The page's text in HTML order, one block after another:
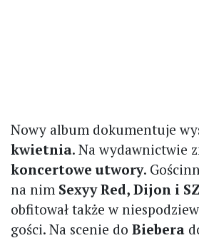
Nowy album dokumentuje
kwietnia. Na wydawnictwie
koncertowe utwory.
na nim Sexyy Red, Dijon i
obfitował także w
gości. Na scenie do Biebera